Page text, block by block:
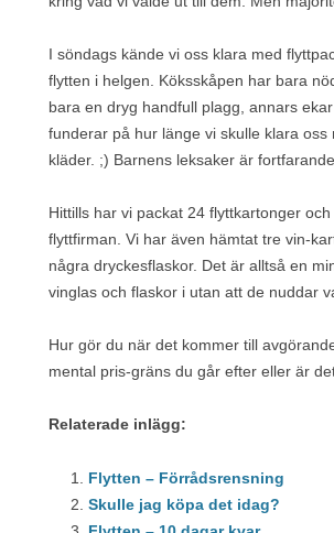
I söndags kände vi oss klara med
flytten i helgen. Köksskåpen har bara
bara en dryg handfull plagg, annars
funderar på hur länge vi skulle klara
kläder. ;) Barnens leksaker är
Hittills har vi packat 24 flyttkartonger
flyttfirman. Vi har även hämtat tre vin-
några dryckesflaskor. Det är alltså en
vinglas och flaskor i utan att de nuddar
Hur gör du när det kommer till
mental pris-gräns du går efter eller är
Relaterade inlägg:
Flytten – Förrådsrensning
Skulle jag köpa det idag?